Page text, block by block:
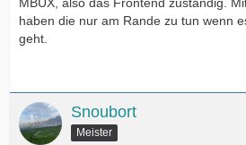
haben die nur am Rande zu tun wenn
geht.
Snoubort
Meister